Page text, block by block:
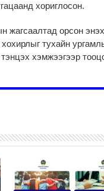
хориглосон.
жагсаалтад орсон
тухайн
хэмжээгээр